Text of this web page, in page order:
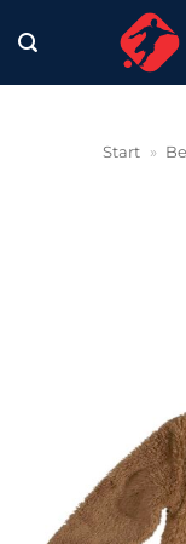
Inhalt
springen
Start »